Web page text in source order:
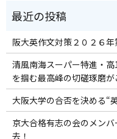
阪大英作文対策２０２６
清風南海スーパー特進・
を掴む最高峰の切磋琢磨が
大阪大学の合否を決める“
京大合格有志の会のメン
去！